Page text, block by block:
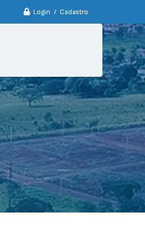
Login / Cadastro